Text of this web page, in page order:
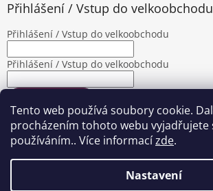
Tento web používá soubory cookie.
procházením tohoto webu vyjadřujete
používáním.. Více informacízde.
Nastavení
Přihlášení / Vstup do velkoobchodu
Přihlášení / Vstup do velkoobchodu
Přihlášení / Vstup do velkoobchodu
Nová registrace Zapomenuté heslo
Vytvořil Shoptet|Upravila